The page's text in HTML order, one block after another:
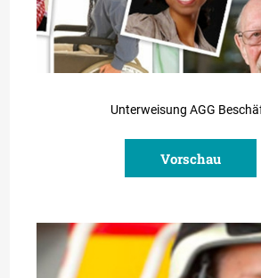
Unterweisung AGG
Vorschau